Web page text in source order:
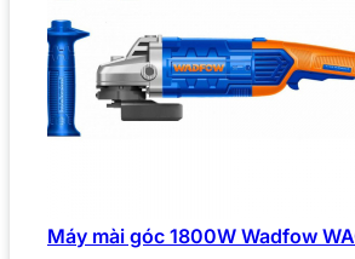
Máy mài góc 1800W Wadfow